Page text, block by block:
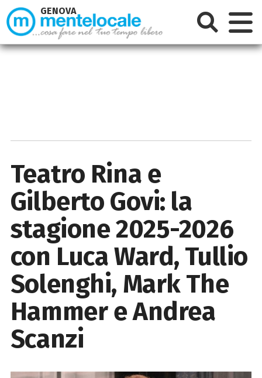
Teatro Rina e
Gilberto Govi: la
stagione 2025-2026
con Luca Ward, Tullio
Solenghi, Mark The
Hammer e Andrea
Scanzi
GENOVA